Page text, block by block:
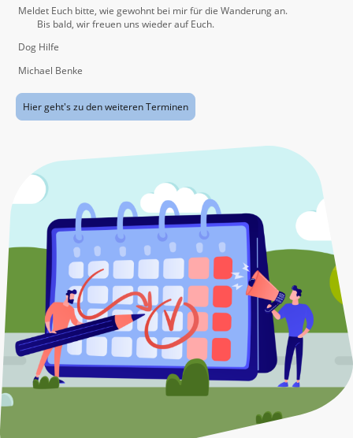
Meldet Euch bitte, wie gewohnt bei mir für die Wanderung an.
Bis bald, wir freuen uns wieder auf Euch.
Dog Hilfe
Michael Benke
Hier geht's zu den weiteren Terminen